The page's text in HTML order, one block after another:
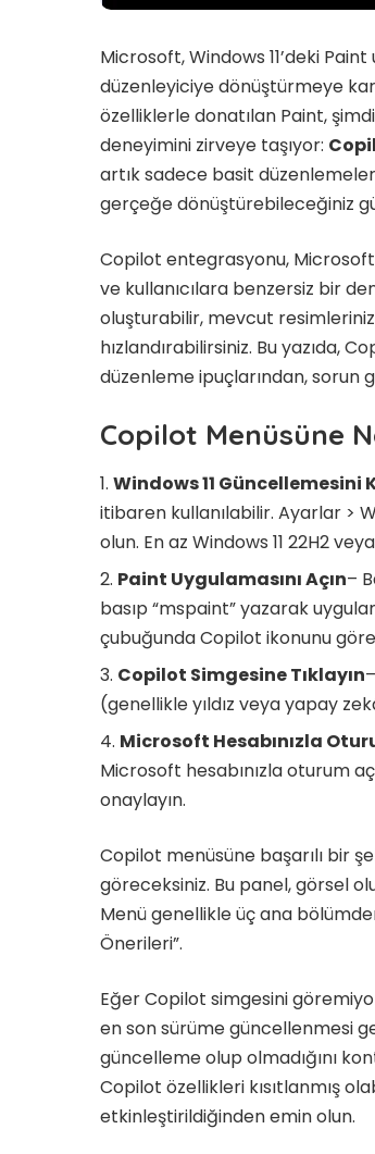
Microsoft, Windows 11’deki
düzenleyiciye dönüştürmeye
özelliklerle donatılan Paint,
deneyimini zirveye taşıyor:
artık sadece basit
gerçeğe dönüştürebileceğiniz
Copilot entegrasyonu,
ve kullanıcılara benzersiz bir
oluşturabilir, mevcut
hızlandırabilirsiniz. Bu yazıda,
düzenleme ipuçlarından, sorun
Copilot Menüsüne
Windows 11 Güncellemesini
itibaren kullanılabilir. Ayarlar >
olun. En az Windows 11 22H2
Paint Uygulamasını Açın–
basıp “mspaint” yazarak
çubuğunda Copilot ikonunu
Copilot Simgesine Tıklayın
(genellikle yıldız veya yapay
Microsoft Hesabınızla
Microsoft hesabınızla oturum
onaylayın.
Copilot menüsüne başarılı bir
göreceksiniz. Bu panel, görsel
Menü genellikle üç ana
Önerileri”.
Eğer Copilot simgesini
en son sürüme güncellenmesi
güncelleme olup olmadığını
Copilot özellikleri kısıtlanmış
etkinleştirildiğinden emin olun.